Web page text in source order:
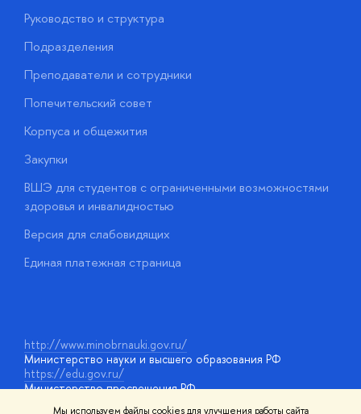
Мы используем файлы cookies для улучшения работы сайта
Руководство и структура
Подразделения
Преподаватели и сотрудники
Попечительский совет
Корпуса и общежития
Закупки
ВШЭ для студентов с ограниченными возможностями
здоровья и инвалидностью
Версия для слабовидящих
Единая платежная страница
http://www.minobrnauki.gov.ru/
Министерство науки и высшего образования РФ
https://edu.gov.ru/
Министерство просвещения РФ
https://elearning.hse.ru/mooc